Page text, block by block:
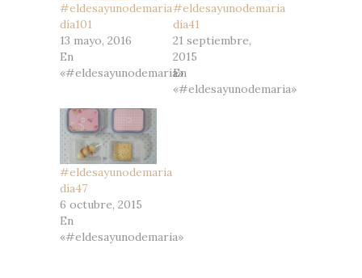
#eldesayunodemaria
día101
13 mayo, 2016
En
«#eldesayunodemaria»
#eldesayunodemaria
día41
21 septiembre,
2015
En
«#eldesayunodemaria»
#eldesayunodemaria
día47
6 octubre, 2015
En
«#eldesayunodemaria»